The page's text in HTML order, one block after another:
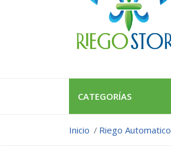
CATEGORÍAS
Inicio Riego Automatico